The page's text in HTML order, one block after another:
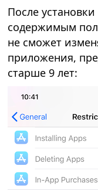
После
содержимым
не сможет
приложения,
старше 9 лет: